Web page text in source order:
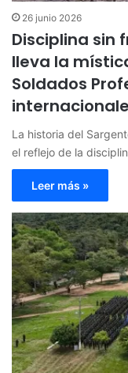
26 junio 2026
Disciplina sin
lleva la
Soldados
La historia del
el reflejo de la
Leer más »